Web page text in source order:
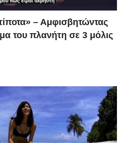
– Αμφισβητώντας
του πλανήτη σε 3 μόλις